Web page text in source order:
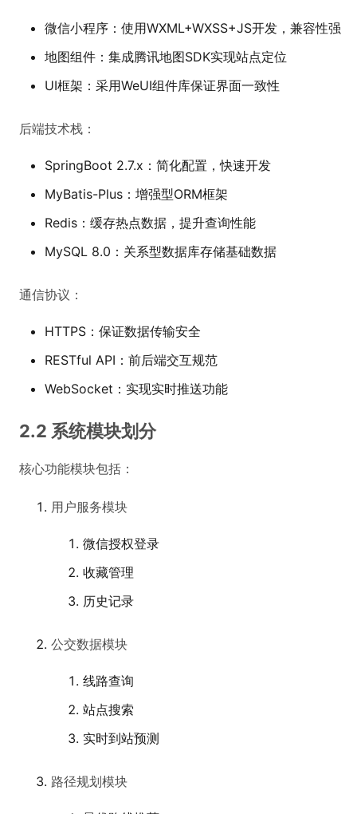
微信小程序：使用WXML+WXSS+JS开发，兼容性强
地图组件：集成腾讯地图SDK实现站点定位
UI框架：采用WeUI组件库保证界面一致性
后端技术栈：
SpringBoot 2.7.x：简化配置，快速开发
MyBatis-Plus：增强型ORM框架
Redis：缓存热点数据，提升查询性能
MySQL 8.0：关系型数据库存储基础数据
通信协议：
HTTPS：保证数据传输安全
RESTful API：前后端交互规范
WebSocket：实现实时推送功能
2.2 系统模块划分
核心功能模块包括：
用户服务模块
微信授权登录
收藏管理
历史记录
公交数据模块
线路查询
站点搜索
实时到站预测
路径规划模块